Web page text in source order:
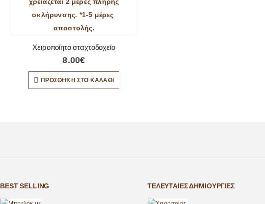
Χειροποίητο σταχτοδοχείο
8.00€
ΠΡΟΣΘΉΚΗ ΣΤΟ ΚΑΛΆΘΙ
BEST SELLING ΤΕΛΕΥΤΑΊΕΣ ΔΗΜΙΟΥΡΓΊΕΣ